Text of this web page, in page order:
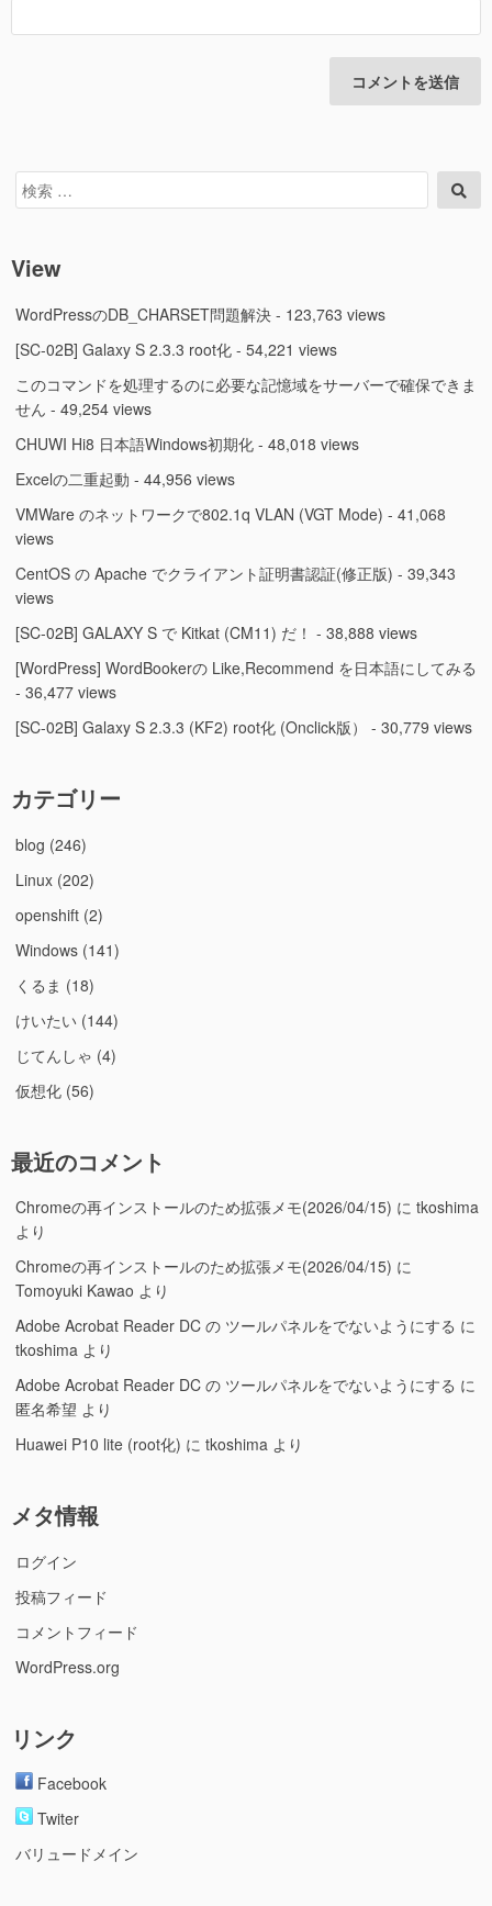
検
索
索
View
WordPressのDB_CHARSET問題解決 - 123,763 views
[SC-02B] Galaxy S 2.3.3 root化 - 54,221 views
このコマンドを処理するのに必要な記憶域をサーバーで確保できま
せん - 49,254 views
CHUWI Hi8 日本語Windows初期化 - 48,018 views
Excelの二重起動 - 44,956 views
VMWare のネットワークで802.1q VLAN (VGT Mode) - 41,068
views
CentOS の Apache でクライアント証明書認証(修正版) - 39,343
views
[SC-02B] GALAXY S で Kitkat (CM11) だ！ - 38,888 views
[WordPress] WordBookerの Like,Recommend を日本語にしてみる
- 36,477 views
[SC-02B] Galaxy S 2.3.3 (KF2) root化 (Onclick版）
- 30,779 views
カテゴリー
blog (246)
Linux (202)
openshift (2)
Windows (141)
くるま (18)
けいたい (144)
じてんしゃ (4)
仮想化 (56)
最近のコメント
Chromeの再インストールのため拡張メモ(2026/04/15) に tkoshima
より
Chromeの再インストールのため拡張メモ(2026/04/15) に
Tomoyuki Kawao より
Adobe Acrobat Reader DC の ツールパネルをでないようにする に
tkoshima より
Adobe Acrobat Reader DC の ツールパネルをでないようにする に
匿名希望 より
Huawei P10 lite (root化) に tkoshima より
メタ情報
ログイン
投稿フィード
コメントフィード
WordPress.org
リンク
Facebook
Twiter
バリュードメイン